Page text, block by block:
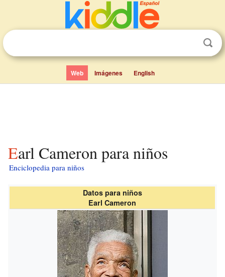
Web Imágenes English
Earl Cameron para niños
Enciclopedia para niños
Datos para niños
Earl Cameron